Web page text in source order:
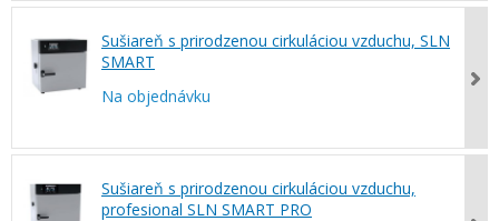
Sušiareň s prirodzenou cirkuláciou vzduchu, SLN
SMART
Na objednávku
Sušiareň s prirodzenou cirkuláciou vzduchu,
profesional SLN SMART PRO